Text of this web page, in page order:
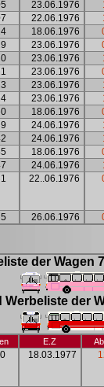
23.06.1976
22.06.1976
18.06.1976
23.06.1976
23.06.1976
23.06.1976
23.06.1976
23.06.1976
18.06.1976
24.06.1976
24.06.1976
18.06.1976
24.06.1976
22..06.1976
26.06.1976
der Wagen
Werbeliste der
E.Z
18.03.1977